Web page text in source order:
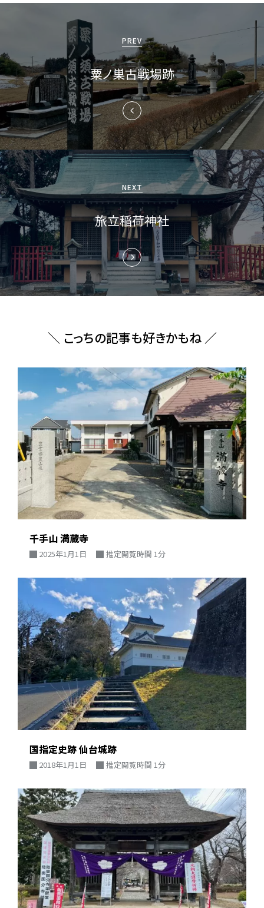
ナ
ビ
ゲ
ー
シ
ョ
ン
PREV
粟ノ巣古戦場跡
NEXT
旅立稲荷神社
＼ こっちの記事も好きかもね ／
千手山 満蔵寺
2025年1月1日 推定閲覧時間 1分
国指定史跡 仙台城跡
2018年1月1日 推定閲覧時間 1分